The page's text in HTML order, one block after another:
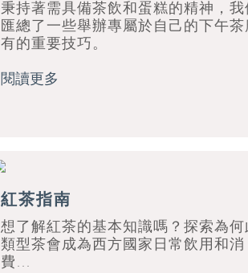
秉持著需具備茶飲和蛋糕的精神，我
匯總了一些舉辦專屬於自己的下午茶
有的重要技巧。
閱讀更多
紅茶指南
想了解紅茶的基本知識嗎？探索為何
類型茶會成為西方國家日常飲用和消
費…